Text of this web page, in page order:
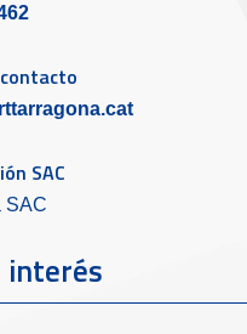
SAC
SAC
interés